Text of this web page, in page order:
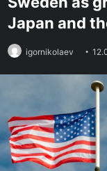
Japan and
igornikolaev